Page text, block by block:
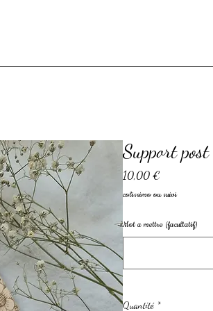
Support
10,00 €
colissimo ou suivi
Mot a mettre (facultatif)
Quantité *